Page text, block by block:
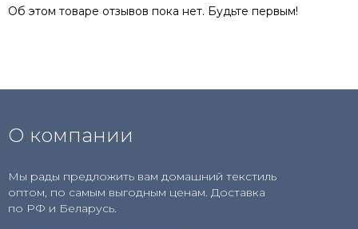
Об этом товаре отзывов пока нет. Будьте первым!
О компании
Мы рады предложить вам домашний текстиль
оптом, по самым выгодным ценам. Доставка
по РФ и Беларусь.